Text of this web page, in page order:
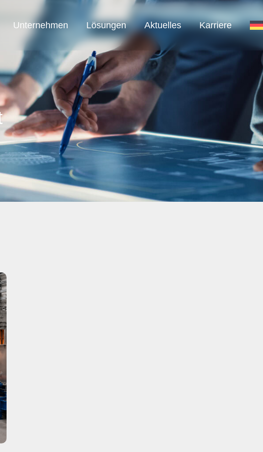
Unternehmen
SAB Austria
SAB Automation
SAB Smart Solution
Lösungen Aktuelles Karriere